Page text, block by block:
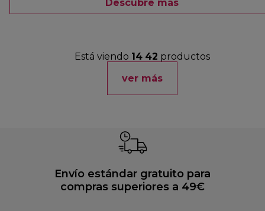
Descubre más
Está viendo 14 42 productos
ver más
Envío estándar gratuito para
compras superiores a 49€